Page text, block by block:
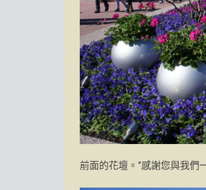
前面的花壇。”感謝您與我們